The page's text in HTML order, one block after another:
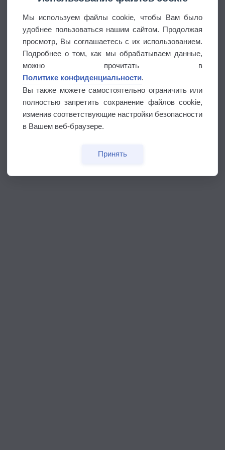
Мы используем файлы cookie, чтобы Вам было
удобнее пользоваться нашим сайтом. Продолжая
просмотр, Вы соглашаетесь с их использованием.
Подробнее о том, как мы обрабатываем данные,
можно прочитать в
Политике конфиденциальности.
Вы также можете самостоятельно ограничить или
полностью запретить сохранение файлов cookie,
изменив соответствующие настройки безопасности
в Вашем веб-браузере.
Принять